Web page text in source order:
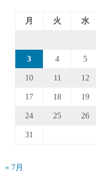
月
火 水
3 4 5
10 11 12
17 18 19
24 25 26
31
« 7月